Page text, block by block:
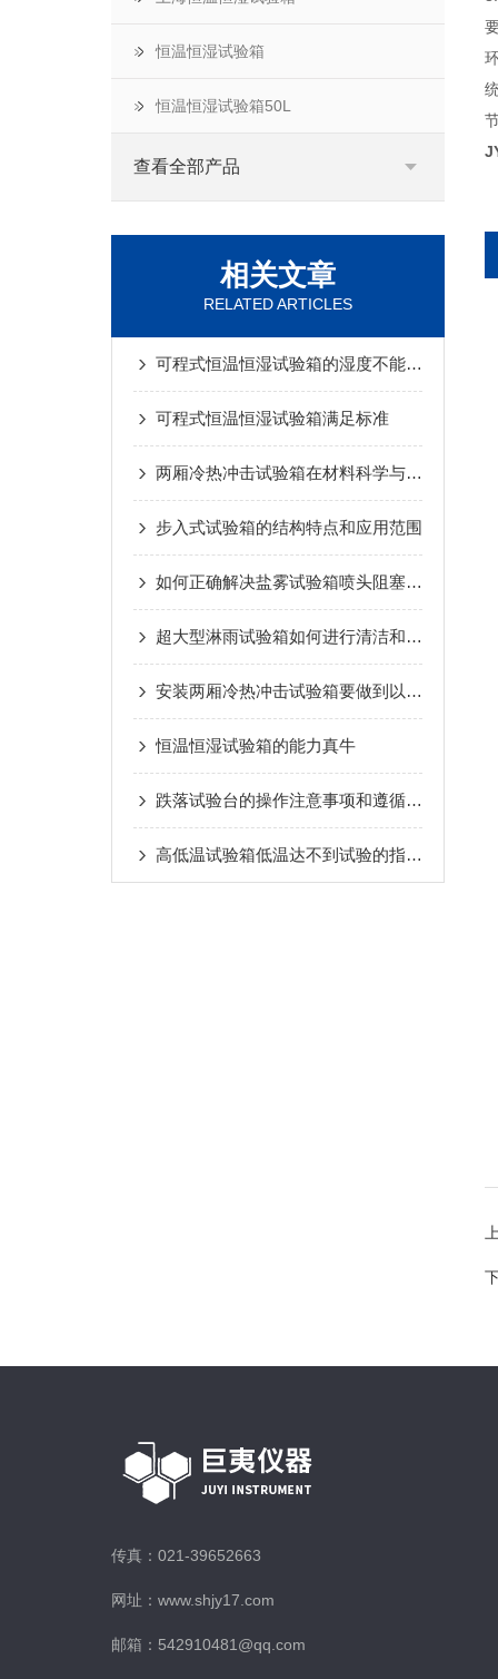
恒温恒湿试验箱
恒温恒湿试验箱50L
查看全部产品
相关文章
RELATED ARTICLES
可程式恒温恒湿试验箱的湿度不能下降的原因分析
可程式恒温恒湿试验箱满足标准
两厢冷热冲击试验箱在材料科学与可靠性测试中的应用
步入式试验箱的结构特点和应用范围
如何正确解决盐雾试验箱喷头阻塞的难题
超大型淋雨试验箱如何进行清洁和保养维护
安装两厢冷热冲击试验箱要做到以下几点
恒温恒湿试验箱的能力真牛
跌落试验台的操作注意事项和遵循标准
高低温试验箱低温达不到试验的指标怎么办？
传真：021-39652663
网址：www.shjy17.com
邮箱：542910481@qq.com